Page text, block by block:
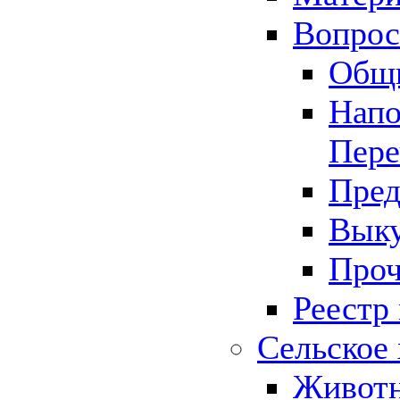
Сельское